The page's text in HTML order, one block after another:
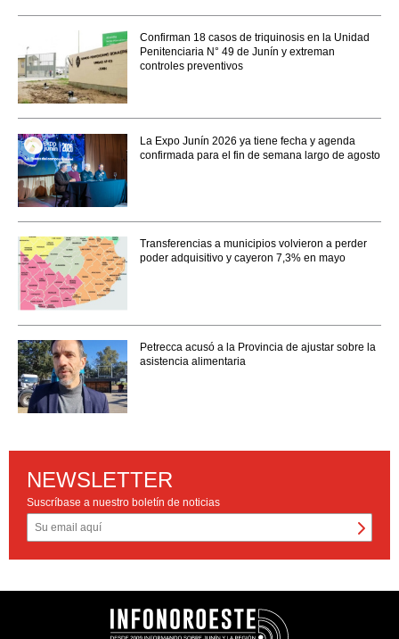
Confirman 18 casos de triquinosis en la Unidad
Penitenciaria N° 49 de Junín y extreman
controles preventivos
La Expo Junín 2026 ya tiene fecha y agenda
confirmada para el fin de semana largo de agosto
Transferencias a municipios volvieron a perder
poder adquisitivo y cayeron 7,3% en mayo
Petrecca acusó a la Provincia de ajustar sobre la
asistencia alimentaria
NEWSLETTER
Suscríbase a nuestro boletín de noticias